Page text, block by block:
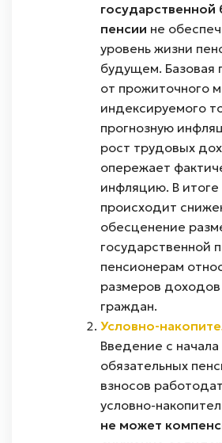
государственной
пенсии не
уровень жизни
будущем. Базовая
от прожиточного
индексируемого
прогнозную
рост трудовых
опережает
инфляцию. В
происходит
обесценение
государственной
пенсионерам
размеров
граждан.
Условно-
Введение с
обязательных
взносов
условно-
не может